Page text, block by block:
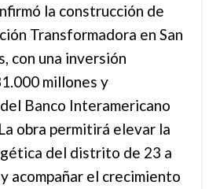
la construcción de
Transformadora en San
con una inversión
millones y
Banco Interamericano
obra permitirá elevar la
del distrito de 23 a
acompañar el crecimiento